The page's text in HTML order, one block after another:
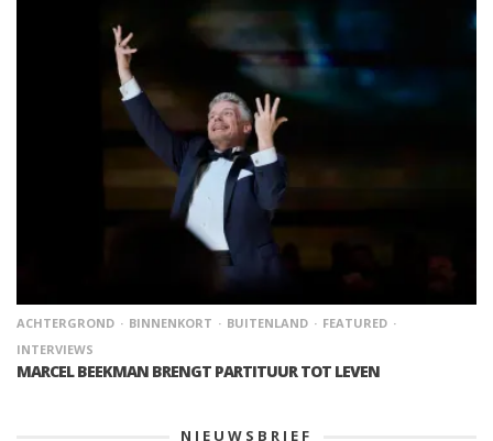
ACHTERGROND BINNENKORT BUITENLAND
FEATURED
INTERVIEWS
MARCEL BEEKMAN BRENGT PARTITUUR TOT LEVEN
NIEUWSBRIEF